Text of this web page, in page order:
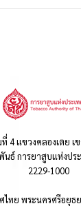
4 แขวงคลองเตย เ
ธ์ การยาสูบแห่งปร
2229-1000
ไทย พระนครศรีอยุธ